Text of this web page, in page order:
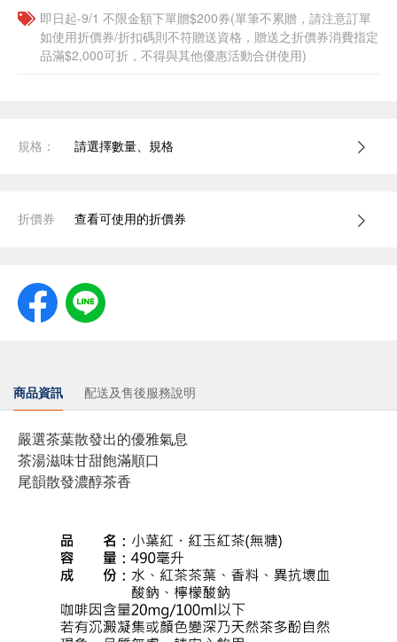
即日起-9/1 不限金額下單贈$200券(單筆不累贈，請注意訂單
如使用折價券/折扣碼則不符贈送資格，贈送之折價券消費指定
品滿$2,000可折，不得與其他優惠活動合併使用)
規格： 請選擇數量、規格
折價券 查看可使用的折價券
商品資訊 配送及售後服務說明
嚴選茶葉散發出的優雅氣息
茶湯滋味甘甜飽滿順口
尾韻散發濃醇茶香